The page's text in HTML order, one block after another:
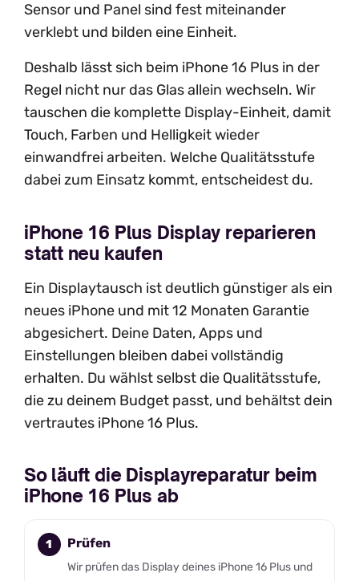
Sensor und Panel sind fest miteinander
verklebt und bilden eine Einheit.
Deshalb lässt sich beim iPhone 16 Plus in der
Regel nicht nur das Glas allein wechseln. Wir
tauschen die komplette Display-Einheit, damit
Touch, Farben und Helligkeit wieder
einwandfrei arbeiten. Welche Qualitätsstufe
dabei zum Einsatz kommt, entscheidest du.
iPhone 16 Plus Display reparieren
statt neu kaufen
Ein Displaytausch ist deutlich günstiger als ein
neues iPhone und mit 12 Monaten Garantie
abgesichert. Deine Daten, Apps und
Einstellungen bleiben dabei vollständig
erhalten. Du wählst selbst die Qualitätsstufe,
die zu deinem Budget passt, und behältst dein
vertrautes iPhone 16 Plus.
So läuft die Displayreparatur beim
iPhone 16 Plus ab
Prüfen
Wir prüfen das Display deines iPhone 16 Plus und